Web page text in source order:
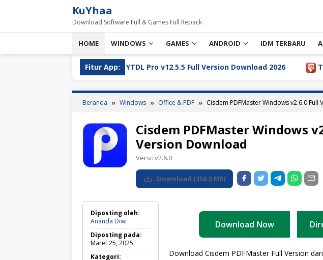
KuYhaa
Download Software Full & Games Full Repack
HOME WINDOWS GAMES ANDROID IDM TERBARU
Fitur App:
YT Greek YTDL Pro v12.5.5 Full Version Download 2026 TubeMate
Beranda Windows Office & PDF Cisdem PDFMaster Windows v2.6.0 Full
Cisdem PDFMaster Windows
Version Download
Versi: v2.6.0
Download (358.5 MB)
Diposting oleh:
Ananda Diwi
Diposting pada:
Maret 25, 2025
Kategori:
Download Now
Download Cisdem PDFMaster Full Version dari